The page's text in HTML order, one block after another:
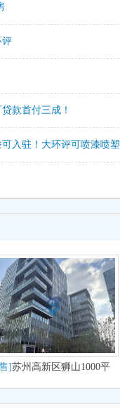
评
款首付三成！
入驻！大环评可喷漆喷塑
]苏州高新区狮山1000平
层户型适合研发办公轻生